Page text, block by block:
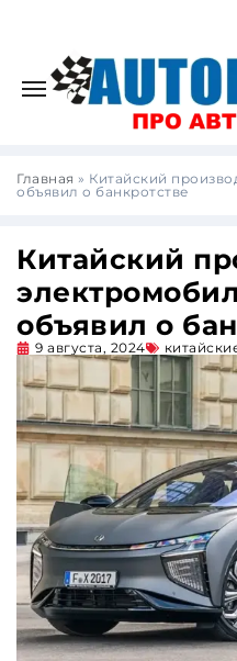
Главная » Китайский
объявил о банкротстве
Китайский
объявил о
9 августа, 2024